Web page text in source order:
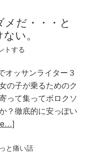
だ・・・と
い。
トする
オッサンライター３
の子が乗るためのク
って集ってボロクソ
？徹底的に安っぽい
と痛い話